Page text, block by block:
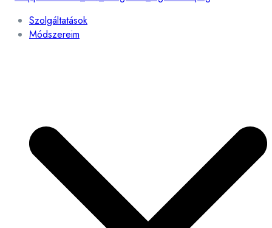
Szolgáltatások
Módszereim